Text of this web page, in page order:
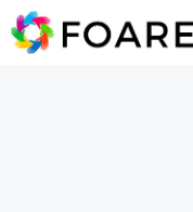
Saltar
al